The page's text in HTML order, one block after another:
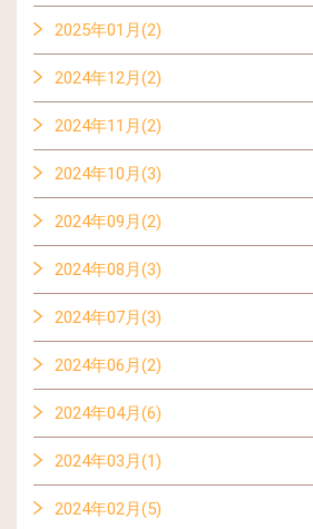
2025年01月(2)
2024年12月(2)
2024年11月(2)
2024年10月(3)
2024年09月(2)
2024年08月(3)
2024年07月(3)
2024年06月(2)
2024年04月(6)
2024年03月(1)
2024年02月(5)